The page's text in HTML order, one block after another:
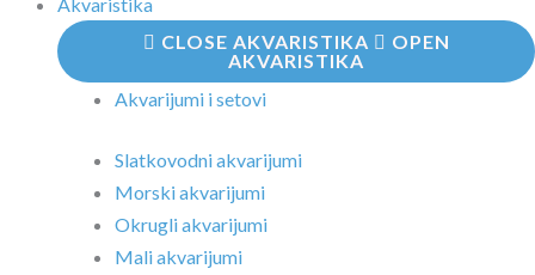
CLOSE AKVARISTIKA
OPEN
AKVARISTIKA
Akvarijumi i setovi
Slatkovodni akvarijumi
Morski akvarijumi
Okrugli akvarijumi
Mali akvarijumi